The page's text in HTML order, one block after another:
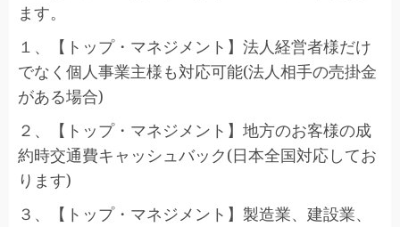
ます。
１、【トップ・マネジメント】法人経営者様だけ
でなく個人事業主様も対応可能(法人相手の売掛金
がある場合)
２、【トップ・マネジメント】地方のお客様の成
約時交通費キャッシュバック(日本全国対応してお
ります)
３、【トップ・マネジメント】製造業、建設業、